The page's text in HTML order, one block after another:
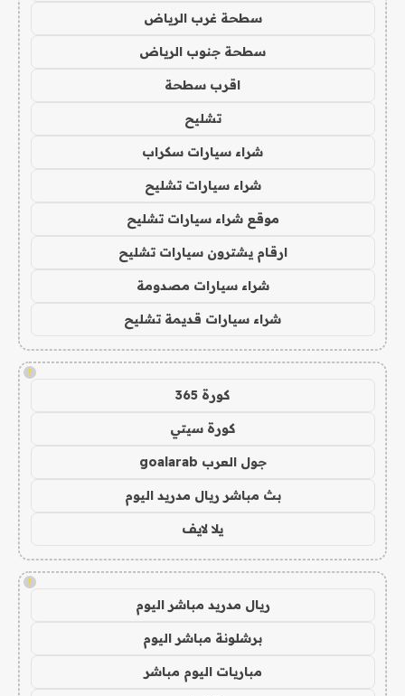
سطحة غرب الرياض
سطحة جنوب الرياض
اقرب سطحة
تشليح
شراء سيارات سكراب
شراء سيارات تشليح
موقع شراء سيارات تشليح
ارقام يشترون سيارات تشليح
شراء سيارات مصدومة
شراء سيارات قديمة تشليح
!
كورة 365
كورة سيتي
جول العرب goalarab
بث مباشر ريال مدريد اليوم
يلا لايف
!
ريال مدريد مباشر اليوم
برشلونة مباشر اليوم
مباريات اليوم مباشر